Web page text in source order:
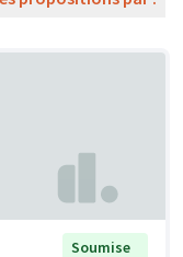
Soumise